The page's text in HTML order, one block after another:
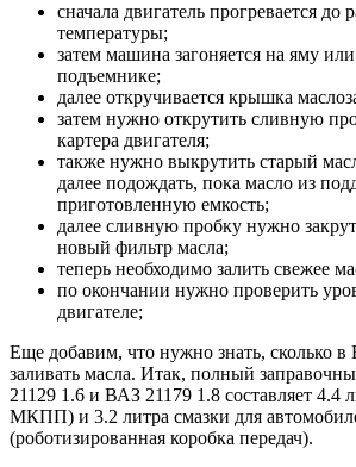
сначала двигатель прогревается до
температуры;
затем машина загоняется на яму
подъемнике;
далее откручивается крышка
затем нужно открутить сливную
картера двигателя;
также нужно выкрутить старый
далее подождать, пока масло из
приготовленную емкость;
далее сливную пробку нужно
новый фильтр масла;
теперь необходимо залить свежее
по окончании нужно проверить
двигателе;
Еще добавим, что нужно знать, сколько в
заливать масла. Итак, полный
21129 1.6 и ВАЗ 21179 1.8 составляет 4.4
МКПП) и 3.2 литра смазки для
(роботизированная коробка передач).